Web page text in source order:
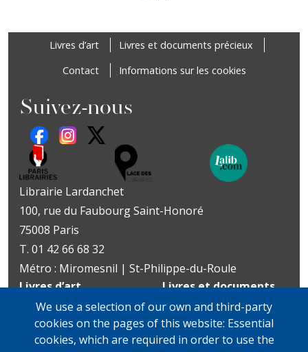
Livres d’art
Livres et documents précieux
Contact
Informations sur les cookies
Suivez-nous
Librairie Lardanchet
100, rue du Faubourg Saint-Honoré
75008 Paris
T. 01 42 66 68 32
Métro : Miromesnil | St-Philippe-du-Roule
Livres d’art
Du mardi au vendredi
10h-19h
samedi
Livres et documents
précieux
Lundi sur rendez-vous
Du mardi au vendredi
We use a selection of our own and third-party
cookies on the pages of this website: Essential
cookies, which are required in order to use the